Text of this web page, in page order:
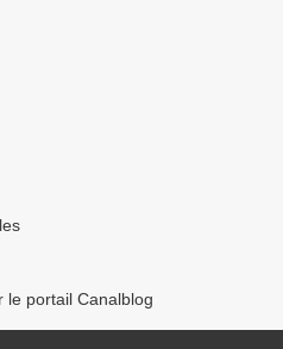
le portail Canalblog